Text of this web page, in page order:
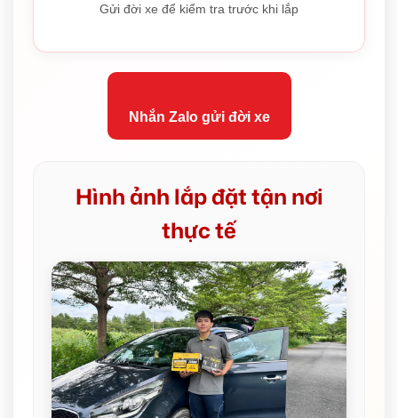
Gửi đời xe để kiểm tra trước khi lắp
Nhắn Zalo gửi đời xe
Hình ảnh lắp đặt tận nơi
thực tế